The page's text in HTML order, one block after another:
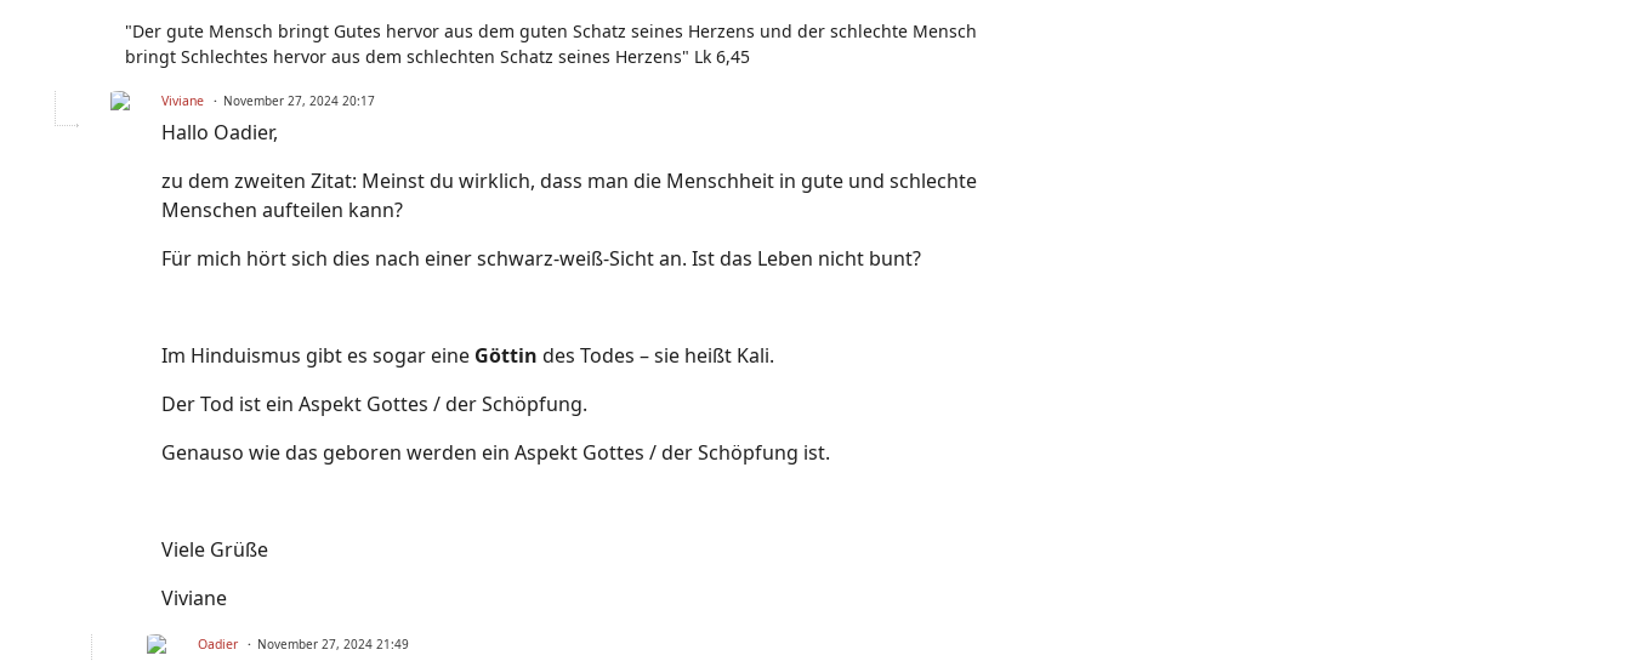
"Der gute Mensch bringt Gutes hervor aus dem guten Schatz seines Herzens und der schlechte Mensch
bringt Schlechtes hervor aus dem schlechten Schatz seines Herzens" Lk 6,45
Viviane November 27, 2024 20:17
Hallo Oadier,
zu dem zweiten Zitat: Meinst du wirklich, dass man die Menschheit in gute und schlechte
Menschen aufteilen kann?
Für mich hört sich dies nach einer schwarz-weiß-Sicht an. Ist das Leben nicht bunt?
Im Hinduismus gibt es sogar eine Göttin des Todes – sie heißt Kali.
Der Tod ist ein Aspekt Gottes / der Schöpfung.
Genauso wie das geboren werden ein Aspekt Gottes / der Schöpfung ist.
Viele Grüße
Viviane
Oadier November 27, 2024 21:49